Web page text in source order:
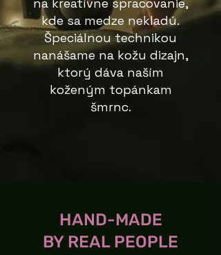
kde sa medze nekladú.
Špeciálnou technikou
nanášame na kožu dizajn,
ktorý dáva naším
koženým topánkam
šmrnc.
HAND-MADE
BY REAL PEOPLE